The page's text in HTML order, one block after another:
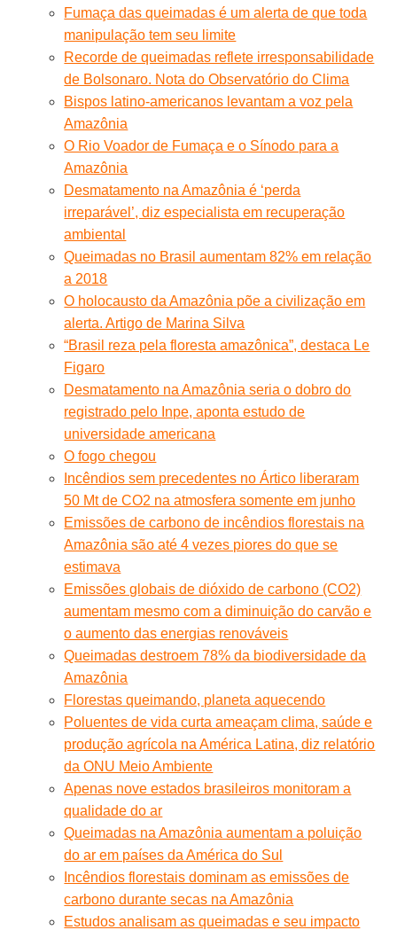
Fumaça das queimadas é um alerta de que toda
manipulação tem seu limite
Recorde de queimadas reflete irresponsabilidade
de Bolsonaro. Nota do Observatório do Clima
Bispos latino-americanos levantam a voz pela
Amazônia
O Rio Voador de Fumaça e o Sínodo para a
Amazônia
Desmatamento na Amazônia é ‘perda
irreparável’, diz especialista em recuperação
ambiental
Queimadas no Brasil aumentam 82% em relação
a 2018
O holocausto da Amazônia põe a civilização em
alerta. Artigo de Marina Silva
“Brasil reza pela floresta amazônica”, destaca Le
Figaro
Desmatamento na Amazônia seria o dobro do
registrado pelo Inpe, aponta estudo de
universidade americana
O fogo chegou
Incêndios sem precedentes no Ártico liberaram
50 Mt de CO2 na atmosfera somente em junho
Emissões de carbono de incêndios florestais na
Amazônia são até 4 vezes piores do que se
estimava
Emissões globais de dióxido de carbono (CO2)
aumentam mesmo com a diminuição do carvão e
o aumento das energias renováveis
Queimadas destroem 78% da biodiversidade da
Amazônia
Florestas queimando, planeta aquecendo
Poluentes de vida curta ameaçam clima, saúde e
produção agrícola na América Latina, diz relatório
da ONU Meio Ambiente
Apenas nove estados brasileiros monitoram a
qualidade do ar
Queimadas na Amazônia aumentam a poluição
do ar em países da América do Sul
Incêndios florestais dominam as emissões de
carbono durante secas na Amazônia
Estudos analisam as queimadas e seu impacto